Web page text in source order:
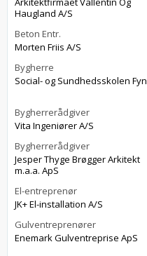
Haugland A/S
Beton Entr.
Morten Friis A/S
Bygherre
Social- og Sundhedsskolen Fyn
Bygherrerådgiver
Vita Ingeniører A/S
Bygherrerådgiver
Jesper Thyge Brøgger Arkitekt
m.a.a. ApS
El-entreprenør
JK+ El-installation A/S
Gulventreprenører
Enemark Gulventreprise ApS